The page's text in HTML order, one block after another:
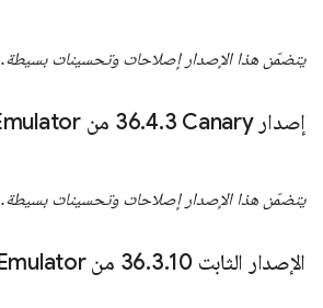
يتضمّن هذا الإصدار إصلاحات وتحسينات بسيطة.
إصدار Canary‏ 36 .4.3 من Android Emulator
يتضمّن هذا الإصدار إصلاحات وتحسينات بسيطة.
الإصدار الثابت 36 .3.10 من Android Emulator